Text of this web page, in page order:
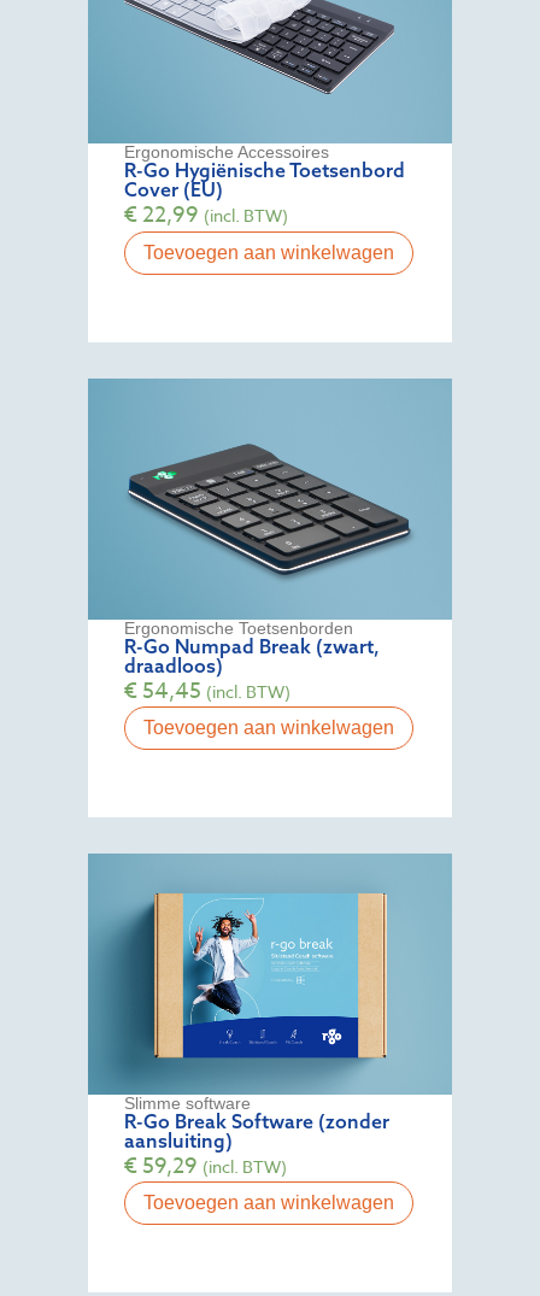
Ergonomische Accessoires
R-Go Hygiënische Toetsenbord
Cover (EU)
€22,99 (incl. BTW)
Toevoegen aan winkelwagen
Ergonomische Toetsenborden
R-Go Numpad Break (zwart,
draadloos)
€54,45 (incl. BTW)
Toevoegen aan winkelwagen
Slimme software
R-Go Break Software (zonder
aansluiting)
€59,29 (incl. BTW)
Toevoegen aan winkelwagen